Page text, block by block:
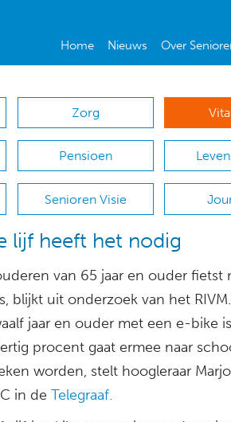
Home Nieuws Over
Zorg
Pensioen
Senioren Visie
lijf heeft het nodig
van 65 jaar en ouder fietst
blijkt uit onderzoek van het
jaar en ouder met een e-bike
procent gaat ermee naar
worden, stelt hoogleraar
in de Telegraaf.